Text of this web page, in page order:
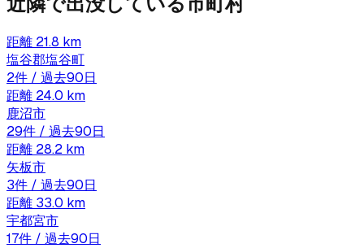
距離 21.8 km
塩谷郡塩谷町
2件 / 過去90日
距離 24.0 km
鹿沼市
29件 / 過去90日
距離 28.2 km
矢板市
3件 / 過去90日
距離 33.0 km
宇都宮市
17件 / 過去90日